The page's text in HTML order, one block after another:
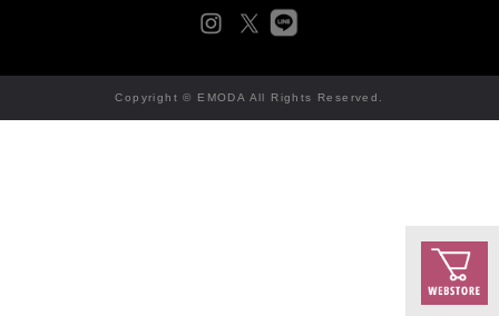
Copyright © EMODA All Rights Reserved.